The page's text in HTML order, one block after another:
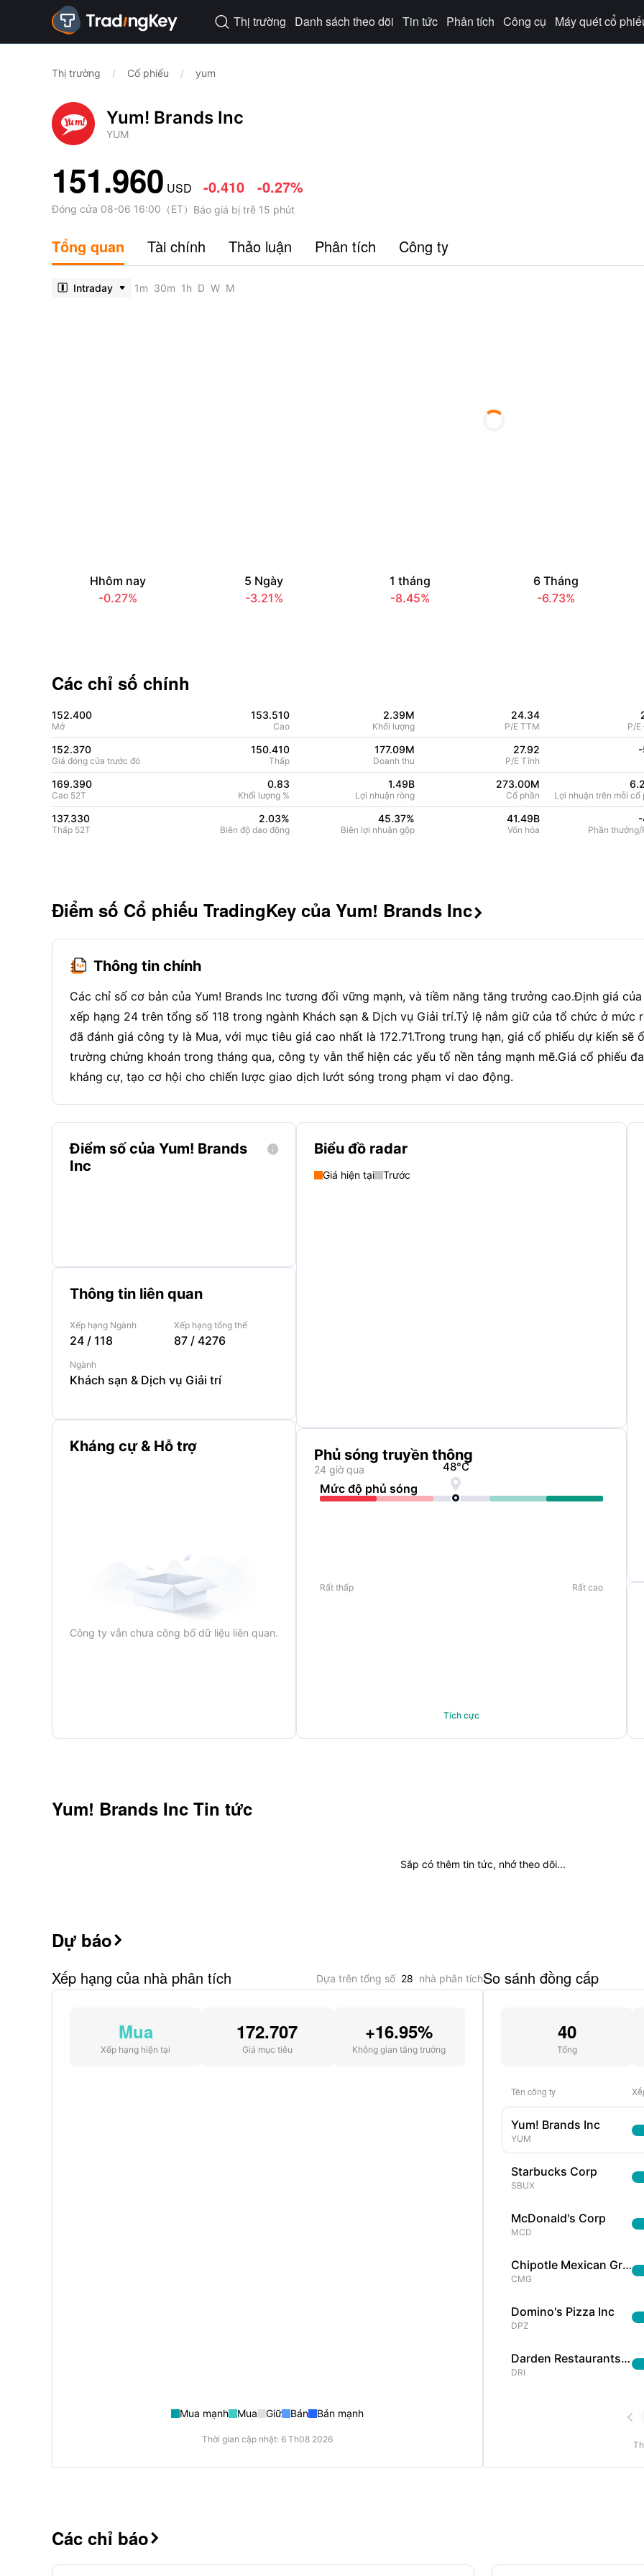
 Thị trường Danh sách theo dõi Tin tức Phân tích Công cụ Máy quét cổ
Thị trường / Cổ phiếu / yum
Yum! Brands Inc
YUM
151.960 USD -0.410 -0.27%
Đóng cửa 08-06 16:00 （ET） Báo giá bị trễ 15 phút
Tổng quan Tài chính Thảo luận Phân tích Công ty
Intraday 1m 30m 1h D W M
Hhôm nay
-0.27%
5 Ngày
-3.21%
1 tháng
-8.45%
6 Tháng
-6.73%
Các chỉ số chính
152.400
Mở
153.510
Cao
2.39M
Khối lượng
24.34
P/E TTM P/
152.370
Giá đóng cửa trước đó
150.410
Thấp
177.09M
Doanh thu
27.92
P/E Tĩnh
169.390
Cao 52T
0.83
Khối lượng %
1.49B
Lợi nhuận ròng
273.00M
Cổ phần Lợi nhuận trên mỗi cổ
137.330
Thấp 52T
2.03%
Biên độ dao động
45.37%
Biên lợi nhuận gộp
41.49B
Vốn hóa Phần thưởng/
Điểm số Cổ phiếu TradingKey của Yum! Brands Inc
Thông tin chính
Các chỉ số cơ bản của Yum! Brands Inc tương đối vững mạnh, và tiềm năng tăng trưởng cao.Định giá
xếp hạng 24 trên tổng số 118 trong ngành Khách sạn & Dịch vụ Giải trí.Tỷ lệ nắm giữ của tổ chức ở mức
đã đánh giá công ty là Mua, với mục tiêu giá cao nhất là 172.71.Trong trung hạn, giá cổ phiếu dự kiến sẽ
trường chứng khoán trong tháng qua, công ty vẫn thể hiện các yếu tố nền tảng mạnh mẽ.Giá cổ phiếu
kháng cự, tạo cơ hội cho chiến lược giao dịch lướt sóng trong phạm vi dao động.
Điểm số của Yum! Brands
Inc

Thông tin liên quan
Xếp hạng Ngành
24 / 118
Xếp hạng tổng thể
87 / 4276
Ngành
Khách sạn & Dịch vụ Giải trí
Kháng cự & Hỗ trợ
Công ty vẫn chưa công bố dữ liệu liên quan.
Biểu đồ radar
Giá hiện tại Trước
Phủ sóng truyền thông
24 giờ qua
Mức độ phủ sóng
48°C

Rất thấp Rất cao
Tích cực
Yum! Brands Inc Tin tức
Sắp có thêm tin tức, nhớ theo dõi...
Dự báo 
Xếp hạng của nhà phân tích Dựa trên tổng số 28 nhà phân tích
Mua
Xếp hạng hiện tại
172.707
Giá mục tiêu
+16.95%
Không gian tăng trưởng
Mua mạnh Mua Giữ Bán Bán mạnh
Thời gian cập nhật: 6 Th08 2026
So sánh đồng cấp
40
Tổng
Tên công ty
Yum! Brands Inc
YUM
Starbucks Corp
SBUX
McDonald's Corp
MCD
Chipotle Mexican Grill Inc
CMG
Domino's Pizza Inc
DPZ
Darden Restaurants Inc
DRI

Các chỉ báo 